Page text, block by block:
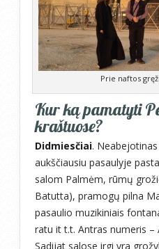
Prie naftos
Kur ką pamatyti
kraštuose?
Didmiesčiai.
aukščiausiu pasaulyje
salom Palmėm, rūmų
Batutta), pramogų pilna
pasaulio muzikiniais
ratu it t.t. Antras numeris –
Sadijat salose irgi yra